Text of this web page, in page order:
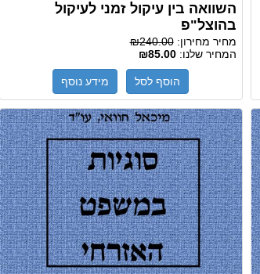
השוואה בין עיקול זמני לעיקול
בהוצל"פ
מחיר מחירון:₪240.00
המחיר שלנו:₪85.00
הוסף לסל מידע נוסף